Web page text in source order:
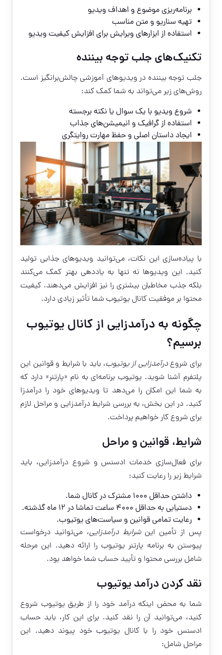
برنامه‌ریزی موضوع و اهداف ویدیو
تهیه سناریو و متن مناسب
استفاده از ابزارهای ویرایش برای افزایش کیفیت ویدیو
تکنیک‌های جلب توجه بیننده
جلب توجه بیننده در ویدیوهای آموزشی چالش‌برانگیز است.
روش‌های زیر می‌تواند به شما کمک کند:
شروع ویدیو با یک سوال یا نکته برجسته
استفاده از گرافیک و انیمیشن‌های جذاب
ایجاد داستان اصلی و حفظ مهارت روایتگری
با پیاده‌سازی این نکات، می‌توانید ویدیوهای جذابی تولید
کنید. این ویدیوها نه تنها به یاددهی بهتر کمک می‌کنند
بلکه جذب مخاطبان بیشتری را نیز افزایش می‌دهند. کیفیت
محتوا بر موفقیت کانال یوتیوب شما تأثیر زیادی دارد.
چگونه به درآمدزایی از کانال یوتیوب
برسیم؟
برای شروعدرآمدزایی از یوتیوب، باید با شرایط و قوانین این
پلتفرم آشنا شوید. یوتیوب برنامه‌ای به نام «پارتنر» دارد که
به شما این امکان را می‌دهد تا ویدیوهای خود را درآمدزا
کنید. در این بخش، به بررسی شرایط درآمدزایی و مراحل لازم
برای شروع کار خواهیم پرداخت.
شرایط، قوانین و مراحل
برای فعال‌سازی خدمات ادسنس و شروع درآمدزایی، باید
شرایط زیر را رعایت کنید:
داشتن حداقل ۱۰۰۰ مشترک در کانال شما.
دستیابی به حداقل ۴۰۰۰ ساعت تماشا در ۱۲ ماه گذشته.
رعایت تمامی قوانین و سیاست‌های یوتیوب.
پس از تأمین اینشرایط درآمدزایی، می‌توانید درخواست
پیوستن به برنامه پارتنر یوتیوب را ارائه دهید. این مرحله
شامل بررسی محتوا و تأیید حساب شما خواهد بود.
نقد کردن درآمد یوتیوب
شما به محض اینکه درآمد خود را از طریق یوتیوب شروع
کنید، می‌توانید آن را نقد کنید. برای این کار، باید حساب
ادسنس خود را با کانال یوتیوب خود پیوند دهید. این
مراحل شامل: